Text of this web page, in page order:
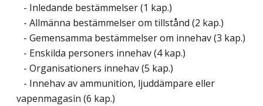
- Inledande bestämmelser (1 kap.)
- Allmänna bestämmelser om tillstånd (2 kap.)
- Gemensamma bestämmelser om innehav (3 kap.)
- Enskilda personers innehav (4 kap.)
- Organisationers innehav (5 kap.)
- Innehav av ammunition, ljuddämpare eller
vapenmagasin (6 kap.)